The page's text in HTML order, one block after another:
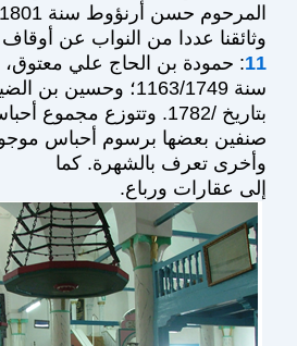
المرحوم حسن أرنؤوط سنة
وثائقنا عددا من النواب عن
11: حمودة بن الحاج علي معتوق،
سنة 1163/1749؛
بتاريخ /1782. وتتوزع
صنفين بعضها برسوم أحباس
وأخرى تعرف بالشهرة. كما
.إلى عقارات ورباع